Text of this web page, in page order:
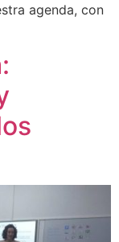
agenda, con